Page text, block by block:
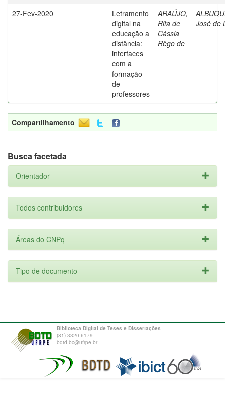
27-Fev-2020
Letramento
digital na
educação a
distância:
interfaces
com a
formação
de
professores
ARAÚJO,
Rita de
Cássia
Rêgo de
José de
Compartilhamento
Busca facetada
Orientador
Todos contribuidores
Áreas do CNPq
Tipo de documento
Biblioteca Digital de Teses e Dissertações
(81) 3320-6179
bdtd.bc@ufrpe.br